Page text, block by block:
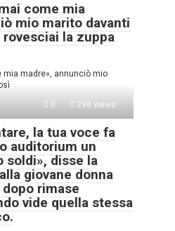
come mia
mio marito davanti
la zuppa
madre», annunciò mio
0 298 views
la tua voce fa
auditorium un
soldi», disse la
giovane donna
rimase
vide quella stessa